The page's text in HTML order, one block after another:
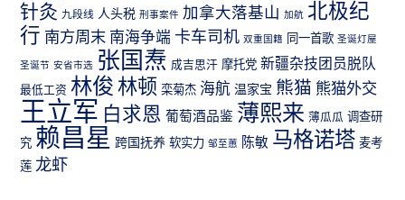
针灸 九段线 人头税 刑事案件 加拿大落基山 加航 北极纪
行 南方周末 南海争端 卡车司机 双重国籍 同一首歌 圣诞灯屋
圣诞节 安省市选 张国焘 成吉思汗 摩托党 新疆杂技团员脱队
最低工资 林俊 林顿 栾菊杰 海航 温家宝 熊猫 熊猫外交
王立军 白求恩 葡萄酒品鉴 薄熙来 薄瓜瓜 调查研
究 赖昌星 跨国抚养 软实力 邹至蕙 陈敏 马格诺塔 麦考
莲 龙虾